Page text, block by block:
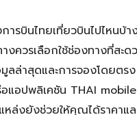
ารบินไทยเที่ยวบินไปไหนบ้
ควรเลือกใช้ช่องทางที่สะ
ลล่าสุดและการจองโดยตร
อแอปพลิเคชัน THAI
ล่งยังช่วยให้คุณได้ราคา